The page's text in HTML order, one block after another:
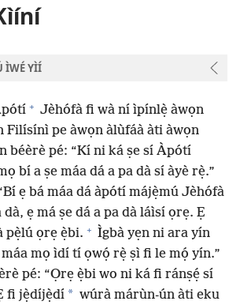
ÌWÉ YÌÍ
+ Jèhófà fi wà ní ìpínlẹ̀ àwọn
Filísínì pe àwọn àlùfáà àti àwọn
béèrè pé: “Kí ni ká ṣe sí Àpótí
bí a ṣe máa dá a pa dà sí àyè rẹ̀.”
ẹ bá máa dá àpótí májẹ̀mú Jèhófà
ẹ má ṣe dá a pa dà láìsí ọrẹ. Ẹ
pẹ̀lú ọrẹ ẹ̀bi. + Ìgbà yẹn ni ara yín
mọ ìdí tí ọwọ́ rẹ̀ ṣì fi le mọ́ yín.”
pé: “Ọrẹ ẹ̀bi wo ni ká fi ránṣẹ́ sí
fi jẹ̀díjẹ̀dí * wúrà márùn-ún àti eku